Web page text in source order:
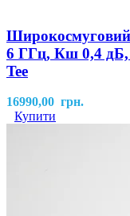
6 ГГц, Кш 0,4 дБ,
Tee
16990,00 грн.
Купити